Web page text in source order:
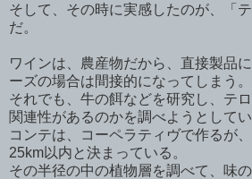
そして、その時に実感したのが、「
だ。
ワインは、農産物だから、直接製品
ーズの場合は間接的になってしまう。
それでも、牛の餌などを研究し、テ
関連性があるのかを調べようとして
コンテは、コーペラティヴで作るが
25km以内と決まっている。
その半径の中の植物層を調べて、味